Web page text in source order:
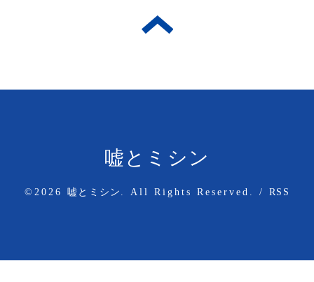
嘘とミシン
©2026嘘とミシン . All Rights Reserved. /RSS